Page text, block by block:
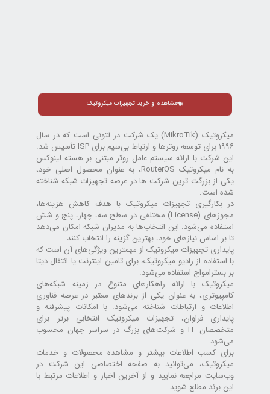
مشاهده و خرید تجهیزات میکروتیک
میکروتیک (MikroTik) یک شرکت در لتونی است که در سال
۱۹۹۶ برای توسعه روترها و ارتباط بی‌سیم برای ISP تأسیس شد.
این شرکت با ارائه سیستم عامل روتر مبتنی بر هسته لینوکس
به نام میکروتیک RouterOS، به عنوان محصول اصلی خود،
یکی از بزرگت ترین شرکت ها در عرصه تجهیزات شبکه شناخته
شده است.
در بکارگیری تجهیزات میکروتیک با هدف کاهش هزینه‌ها،
مجوزهای (License) مختلفی در سطح سه، چهار، پنج و شش
استفاده می‌شود. این انتخاب‌ها به مدیران شبکه امکان می‌دهد
تا بر اساس نیازهای خود، بهترین گزینه را انتخاب کنند.
پایداری تجهیزات میکروتیک از مهمترین ویژگی‌های آن است که
با استفاده از رادیو میکروتیک، برای تامین اینترنت یا انتقال دیتا
بر بسترامواج استفاده می‌شود.
میکروتیک با ارائه راهکارهای متنوع در زمینه شبکه‌های
کامپیوتری، به عنوان یکی از برندهای معتبر در عرصه فناوری
اطلاعات و ارتباطات شناخته می‌شود. با امکانات پیشرفته و
پایداری فراوان، تجهیزات میکروتیک انتخابی برتر برای
متخصصان IT و شرکت‌های بزرگ در سراسر جهان محسوب
می‌شود.
برای کسب اطلاعات بیشتر و مشاهده محصولات و خدمات
میکروتیک، می‌توانید به صفحه اختصاصی این شرکت در
وب‌سایت مراجعه نمایید و از آخرین اخبار و اطلاعات مرتبط با
این برند مطلع شوید.